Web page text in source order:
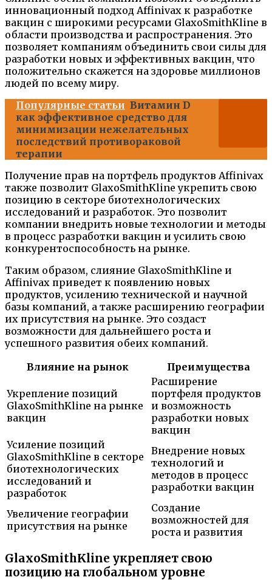
инновационный подход Affinivax к разработке
вакцин с широкими ресурсами GlaxoSmithKline в
области производства и распространения. Это
позволяет компаниям объединить свои силы для
разработки новых и эффективных вакцин, что
положительно скажется на здоровье миллионов
людей по всему миру.
Популярные статьи Витамин D
как эффективное средство для
минимизации нежелательных
последствий противораковой
терапии
Получение прав на портфель продуктов Affinivax
также позволит GlaxoSmithKline укрепить свою
позицию в секторе биотехнологических
исследований и разработок. Это позволит
компании внедрить новые технологии и методы
в процесс разработки вакцин и усилить свою
конкурентоспособность на рынке.
Таким образом, слияние GlaxoSmithKline и
Affinivax приведет к появлению новых
продуктов, усилению технической и научной
базы компаний, а также расширению географии
их присутствия на рынке. Это создаст
возможности для дальнейшего роста и
успешного развития обеих компаний.
Влияние на рынок
Преимущества
Укрепление позиций
GlaxoSmithKline на рынке
вакцин
Расширение
портфеля продуктов
и возможность
разработки новых
вакцин
Усиление позиций
GlaxoSmithKline в секторе
биотехнологических
исследований и
разработок
Внедрение новых
технологий и
методов в процесс
разработки вакцин
Увеличение географии
присутствия на рынке
Создание
возможностей для
роста и развития
GlaxoSmithKline укрепляет свою
позицию на глобальном уровне